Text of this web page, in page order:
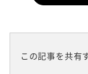
この記事を共有